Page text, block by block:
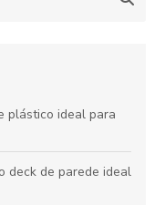
plástico ideal para
deck de parede ideal